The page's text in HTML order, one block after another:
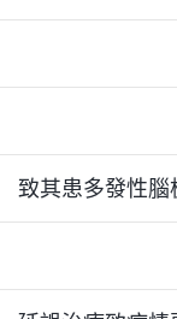
致其患多發性腦